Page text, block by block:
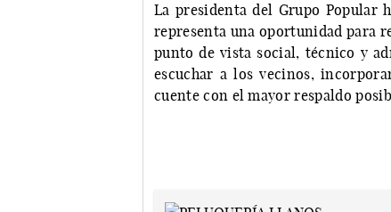
La presidenta del Grupo Popular
representa una oportunidad para
punto de vista social, técnico y
escuchar a los vecinos,
cuente con el mayor respaldo